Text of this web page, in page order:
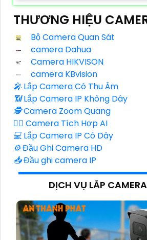
THƯƠNG HIỆU
Bộ Camera Quan Sát
camera Dahua
Camera HIKVISON
camera KBvision
️🎤️ Lắp Camera Có Thu Âm
📶Lắp Camera IP Không Dây
🕵️Camera Zoom Quang
🧛‍♀️ Camera Tích Hợp AI
💻 Lắp Camera IP Có Dây
⚙️Đầu Ghi Camera HD
📥Đầu ghi camera IP
DỊCH VỤ LẮP